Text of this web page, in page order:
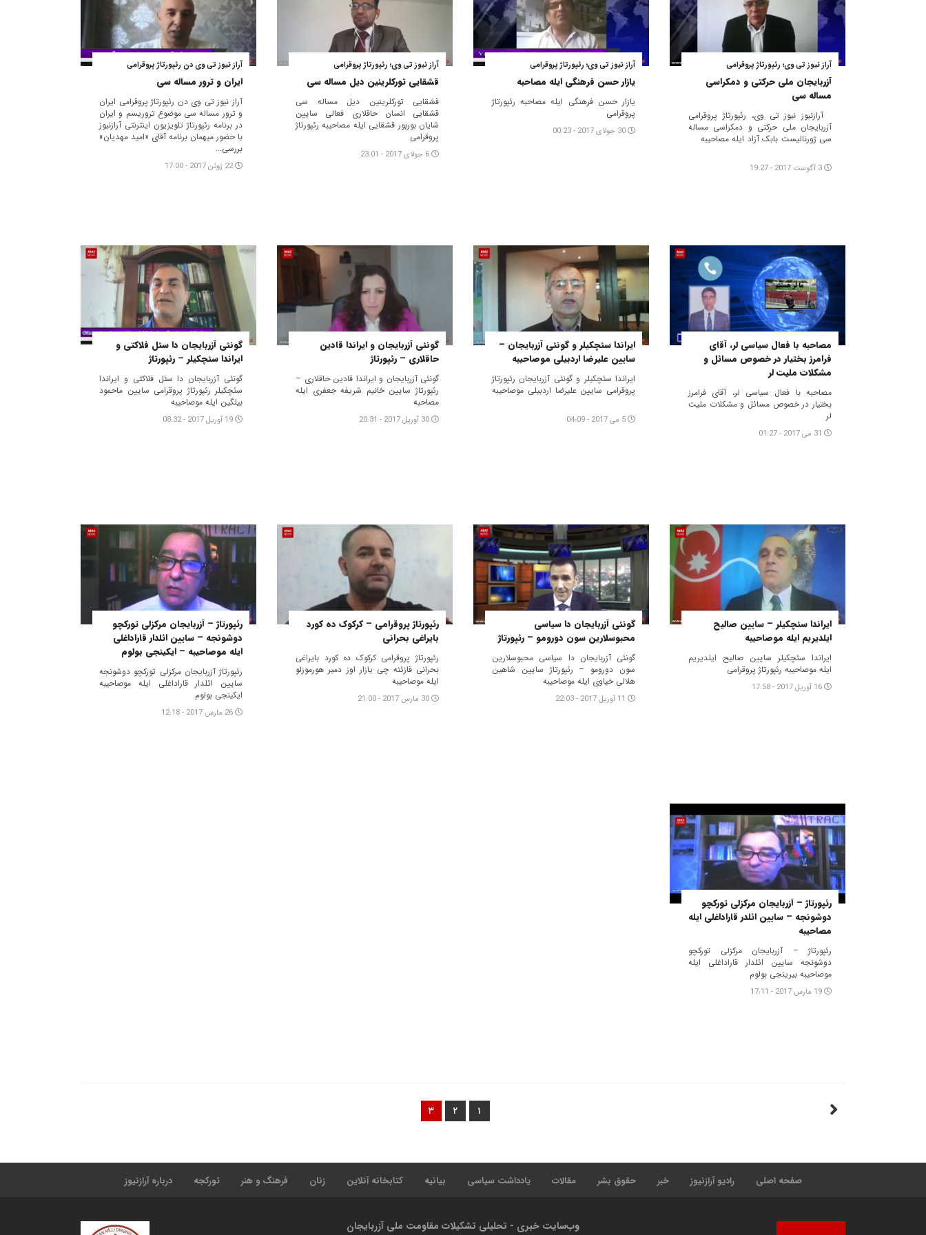
آراز نیوز تی وی؛ رئپورتاژ پروقرامی
آزربایجان ملی حرکتی و دمکراسی
مساله سی
آرازنیوز نیوز تی وی، رئپورتاژ پروقرامی
آزربایجان ملی حرکتی و دمکراسی مساله
سی ژورنالیست بابک آزاد ایله مصاحیبه
3 آگوست 2017 - 19:27
آراز نیوز تی وی؛ رئپورتاژ پروقرامی
یازار حسن فرهنگی ایله مصاحبه
یازار حسن فرهنگی ایله مصاحبه رئپورتاژ
پروقرامی
30 جولای 2017 - 00:23
آراز نیوز تی وی؛ رئپورتاژ پروقرامی
قشقایی تورکلرینین دیل مساله سی
قشقایی تورکلرینین دیل مساله سی
قشقایی انسان حاقلاری فعالی سایین
شایان بوربور قشقایی ایله مصاحیبه رئپورتاژ
پروقرامی
6 جولای 2017 - 23:01
آراز نیوز تی وی دن رئپورتاژ پروقرامی
ایران و ترور مساله سی
آراز نیوز تی وی دن رئپورتاژ پروقرامی ایران
و ترور مساله سی موضوع تروریسم و ایران
در برنامه رئپورتاژ تلویزیون اینترنتی آرازنیوز
با حضور میهمان برنامه آقای «امید مهدیان»
بررسی...
22 ژوئن 2017 - 17:00
مصاحبه با فعال سیاسی لر، آقای
فرامرز بختیار در خصوص مسائل و
مشکلات ملیت لر
مصاحبه با فعال سیاسی لر، آقای فرامرز
بختیار در خصوص مسائل و مشکلات ملیت
لر
31 می 2017 - 01:27
ایراندا سئچکیلر و گونئی آزربایجان –
سایین علیرضا اردبیلی موصاحیبه
ایراندا سئچکیلر و گونئی آزربایجان رئپورتاژ
پروقرامی سایین علیرضا اردبیلی موصاحیبه
5 می 2017 - 04:09
گونئی آزربایجان و ایراندا قادین
حاقلاری – رئپورتاژ
گونئی آزربایجان و ایراندا قادین حاقلاری –
رئپورتاژ سایین خانیم شریفه جعفری ایله
مصاحبه
30 آوریل 2017 - 20:31
گونئی آزربایجان دا سئل فلاکتی و
ایراندا سئچکیلر – رئپورتاژ
گونئی آزربایجان دا سئل فلاکتی و ایراندا
سئچکیلر رئپورتاژ پروقرامی سایین ماحمود
بیلگین ایله موصاحیبه
19 آوریل 2017 - 08:32
ایراندا سئچکیلر – سایین صالیح
ایلدیریم ایله موصاحیبه
ایراندا سئچکیلر سایین صالیح ایلدیریم
ایله موصاحیبه رئپورتاژ پروقرامی
16 آوریل 2017 - 17:58
گونئی آزربایجان دا سیاسی
محبوسلارین سون دورومو – رئپورتاژ
گونئی آزربایجان دا سیاسی محبوسلارین
سون دورومو – رئپورتاژ سایین شاهین
هلالی خیاوی ایله موصاحیبه
11 آوریل 2017 - 22:03
رئپورتاژ پروقرامی – کرکوک ده کورد
بایراغی بحرانی
رئپورتاژ پروقرامی کرکوک ده کورد بایراغی
بحرانی قازئته چی یازار اوز دمیر هورموزلو
ایله موصاحیبه
30 مارس 2017 - 21:00
رئپورتاژ – آزربایجان مرکزلی تورکچو
دوشونجه – سایین ائلدار قاراداغلی
ایله موصاحیبه – ایکینجی بولوم
رئپورتاژ آزربایجان مرکزلی تورکچو دوشونجه
سایین ائلدار قاراداغلی ایله موصاحیبه
ایکینجی بولوم
26 مارس 2017 - 12:18
رئپورتاژ – آزربایجان مرکزلی تورکچو
دوشونجه – سایین ائلدر قاراداغلی ایله
مصاحیبه
رئپورتاژ – آزربایجان مرکزلی تورکچو
دوشونجه سایین ائلدار قاراداغلی ایله
موصاحیبه بیرینجی بولوم
19 مارس 2017 - 17:11
۱ ۲ ۳
صفحه اصلی رادیو آرازنیوز خبر حقوق بشر مقالات یادداشت سیاسی بیانیه کتابخانه آنلاین زنان فرهنگ و هنر تورکجه درباره آرازنیوز
وب‌سایت خبری - تحلیلی تشکیلات مقاومت ملی آزربایجان